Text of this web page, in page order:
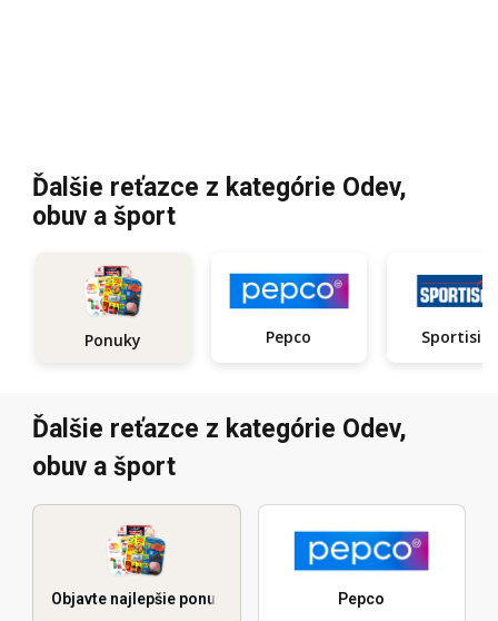
Ďalšie reťazce z kategórie Odev,
obuv a šport
Ponuky Pepco
Ďalšie reťazce z kategórie Odev,
obuv a šport
Objavte najlepšie ponuky Pepco